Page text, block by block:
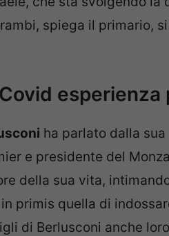
spiega il primario,
ha parlato dalla sua
e presidente del
della sua vita,
primis quella di
di Berlusconi anche